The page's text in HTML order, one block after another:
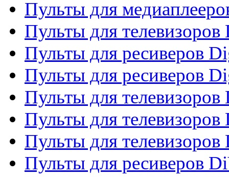
Пульты для
Пульты для телевизоров
Пульты для ресиверов
Пульты для ресиверов
Пульты для
Пульты для
Пульты для телевизоров
Пульты для ресиверов